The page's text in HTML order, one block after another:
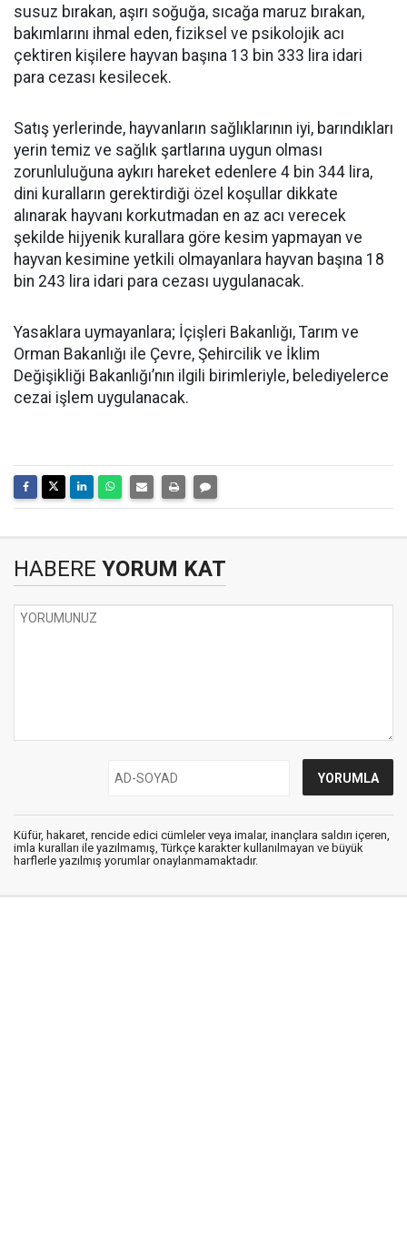
susuz bırakan, aşırı soğuğa, sıcağa maruz bırakan,
bakımlarını ihmal eden, fiziksel ve psikolojik acı
çektiren kişilere hayvan başına 13 bin 333 lira idari
para cezası kesilecek.
Satış yerlerinde, hayvanların sağlıklarının iyi, barındıkları
yerin temiz ve sağlık şartlarına uygun olması
zorunluluğuna aykırı hareket edenlere 4 bin 344 lira,
dini kuralların gerektirdiği özel koşullar dikkate
alınarak hayvanı korkutmadan en az acı verecek
şekilde hijyenik kurallara göre kesim yapmayan ve
hayvan kesimine yetkili olmayanlara hayvan başına 18
bin 243 lira idari para cezası uygulanacak.
Yasaklara uymayanlara; İçişleri Bakanlığı, Tarım ve
Orman Bakanlığı ile Çevre, Şehircilik ve İklim
Değişikliği Bakanlığı’nın ilgili birimleriyle, belediyelerce
cezai işlem uygulanacak.
HABERE YORUM KAT
Küfür, hakaret, rencide edici cümleler veya imalar, inançlara saldırı içeren,
imla kuralları ile yazılmamış, Türkçe karakter kullanılmayan ve büyük
harflerle yazılmış yorumlar onaylanmamaktadır.